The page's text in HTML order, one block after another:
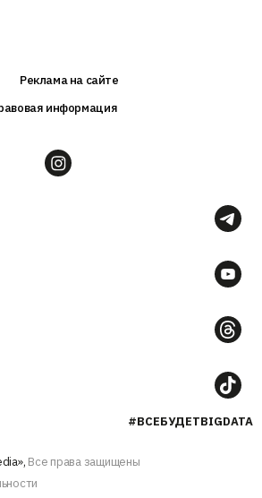
Реклама на сайте
информация
#ВСЕБУДЕТBIGDATA
Все права защищены